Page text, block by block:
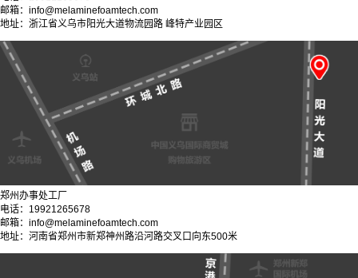
邮箱：info@melaminefoamtech.com
地址：浙江省义乌市阳光大道物流园路 峰特产业园区
郑州办事处工厂
电话：19921265678
邮箱：info@melaminefoamtech.com
地址：河南省郑州市新郑神州路沿河路交叉口向东500米